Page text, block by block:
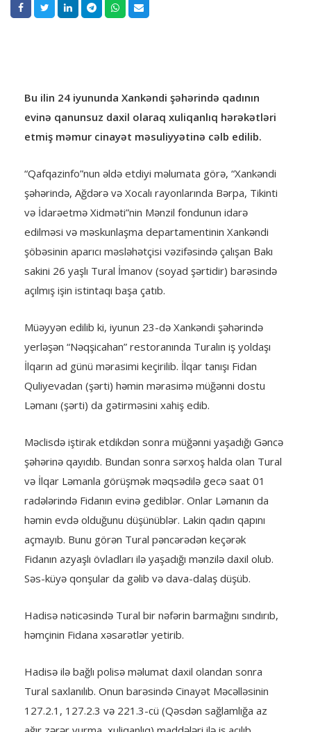
Bu ilin 24 iyununda Xankəndi şəhərində qadının
evinə qanunsuz daxil olaraq xuliqanlıq hərəkətləri
etmiş məmur cinayət məsuliyyətinə cəlb edilib.
“Qafqazinfo”nun əldə etdiyi məlumata görə, “Xankəndi
şəhərində, Ağdərə və Xocalı rayonlarında Bərpa, Tikinti
və İdarəetmə Xidməti”nin Mənzil fondunun idarə
edilməsi və məskunlaşma departamentinin Xankəndi
şöbəsinin aparıcı məsləhətçisi vəzifəsində çalışan Bakı
sakini 26 yaşlı Tural İmanov (soyad şərtidir) barəsində
açılmış işin istintaqı başa çatıb.
Müəyyən edilib ki, iyunun 23-də Xankəndi şəhərində
yerləşən “Nəqşicahan” restoranında Turalın iş yoldaşı
İlqarın ad günü mərasimi keçirilib. İlqar tanışı Fidan
Quliyevadan (şərti) həmin mərasimə müğənni dostu
Ləmanı (şərti) da gətirməsini xahiş edib.
Məclisdə iştirak etdikdən sonra müğənni yaşadığı Gəncə
şəhərinə qayıdıb. Bundan sonra sərxoş halda olan Tural
və İlqar Ləmanla görüşmək məqsədilə gecə saat 01
radələrində Fidanın evinə gediblər. Onlar Ləmanın da
həmin evdə olduğunu düşünüblər. Lakin qadın qapını
açmayıb. Bunu görən Tural pəncərədən keçərək
Fidanın azyaşlı övladları ilə yaşadığı mənzilə daxil olub.
Səs-küyə qonşular da gəlib və dava-dalaş düşüb.
Hadisə nəticəsində Tural bir nəfərin barmağını sındırıb,
həmçinin Fidana xəsarətlər yetirib.
Hadisə ilə bağlı polisə məlumat daxil olandan sonra
Tural saxlanılıb. Onun barəsində Cinayət Məcəlləsinin
127.2.1, 127.2.3 və 221.3-cü (Qəsdən sağlamlığa az